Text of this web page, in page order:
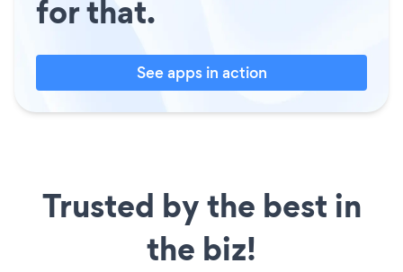
for that.
See apps in action
Trusted by the best in
the biz!